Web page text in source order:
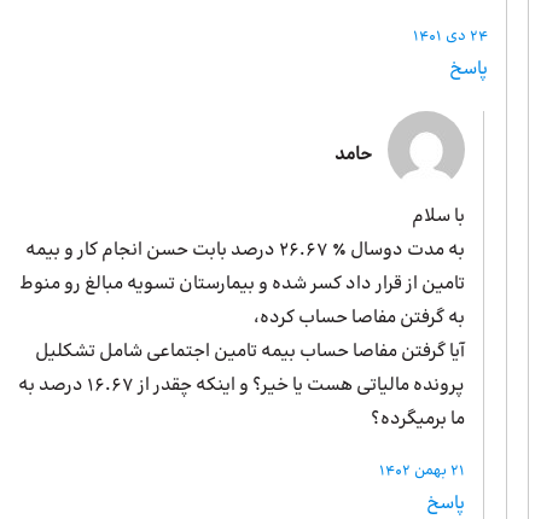
24 دی 1401
پاسخ
حامد
با سلام
به مدت دوسال ٪ ۲۶.۶۷ درصد بابت حسن انجام کار و بیمه
تامین از قرار داد کسر شده و بیمارستان تسویه مبالغ رو منوط
به گرفتن مفاصا حساب کرده،
آیا گرفتن مفاصا حساب بیمه تامین اجتماعی شامل تشکلیل
پرونده مالیاتی هست یا خیر؟ و اینکه چقدر از ۱۶.۶۷ درصد به
ما برمیگرده؟
21 بهمن 1402
پاسخ